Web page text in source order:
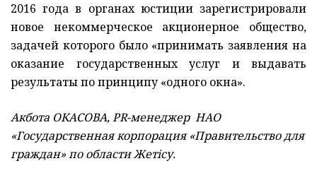
2016 года в органах юстиции зарегистрировали
новое некоммерческое акционерное общество,
задачей которого было «принимать заявления на
оказание государственных услуг и выдавать
результаты по принципу «одного окна».
Акбота ОКАСОВА, PR-менеджер НАО
«Государственная корпорация «Правительство для
граждан» по области Жетiсу.